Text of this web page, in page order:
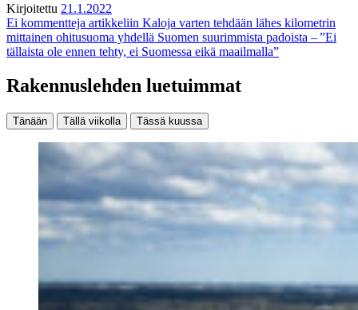
Kirjoitettu 21.1.2022
Ei kommentteja artikkeliin Kaloja varten tehdään lähes kilometrin
mittainen ohitusuoma yhdellä Suomen suurimmista padoista – ”Ei
tällaista ole ennen tehty, ei Suomessa eikä maailmalla”
Rakennuslehden luetuimmat
Tänään Tällä viikolla Tässä kuussa